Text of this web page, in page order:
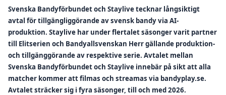
Svenska Bandyförbundet och Staylive tecknar långsiktigt
avtal för tillgängliggörande av svensk bandy via AI-
produktion. Staylive har under flertalet säsonger varit partner
till Elitserien och Bandyallsvenskan Herr gällande produktion-
och tillgänggörande av respektive serie. Avtalet mellan
Svenska Bandyförbundet och Staylive innebär på sikt att alla
matcher kommer att filmas och streamas via bandyplay.se.
Avtalet sträcker sig i fyra säsonger, till och med 2026.